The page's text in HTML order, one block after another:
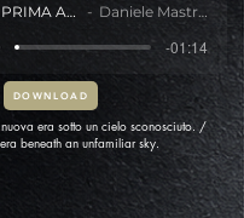
LA PRIMA ALBA Daniele Mastracci
-01:14
DOWNLOAD
era sotto un cielo sconosciuto. /
beneath an unfamiliar sky.